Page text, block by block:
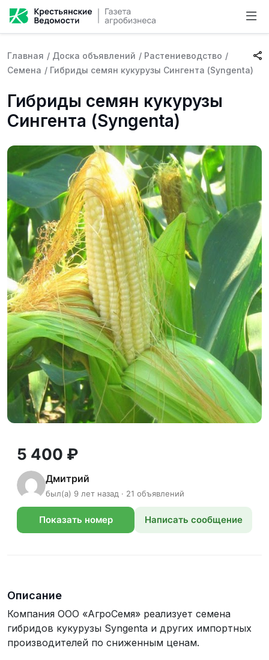
Главная / Доска объявлений / Растениеводство /
Семена / Гибриды семян кукурузы Сингента (Syngenta)
Гибриды семян кукурузы
Сингента (Syngenta)
5 400 ₽
Дмитрий
был(а) 9 лет назад · 21 объявлений
Показать номер Написать сообщение
Описание
Компания ООО «АгроСемя» реализует семена
гибридов кукурузы Syngenta и других импортных
производителей по сниженным ценам.